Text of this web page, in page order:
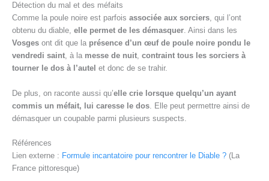
Détection du mal et des méfaits
Comme la poule noire est parfois associée aux sorciers, qui l’ont
obtenu du diable, elle permet de les démasquer. Ainsi dans les
Vosges ont dit que la présence d’un œuf de poule noire pondu le
vendredi saint, à la messe de nuit, contraint tous les sorciers à
tourner le dos à l’autel et donc de se trahir.
De plus, on raconte aussi qu’elle crie lorsque quelqu’un ayant
commis un méfait, lui caresse le dos . Elle peut permettre ainsi de
démasquer un coupable parmi plusieurs suspects.
Références
Lien externe : Formule incantatoire pour rencontrer le Diable ? (La
France pittoresque)